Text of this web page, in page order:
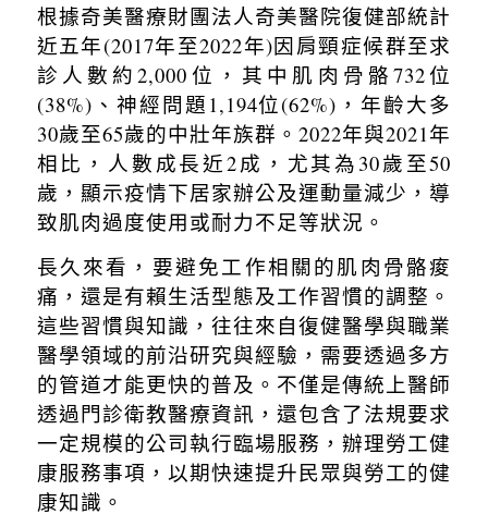
根據奇美醫療財團法人奇美醫院復健部統計
近五年(2017年至2022年)因肩頸症候群至求
診人數約2,000 位，其中肌肉骨骼732 位
(38%) 、神經問題 1,194位(62%) ，年齡大多
30歲至65歲的中壯年族群。2022年與2021年
相比，人數成長近2成，尤其為 30歲至50
歲，顯示疫情下居家辦公及運動量減少，導
致肌肉過度使用或耐力不足等狀況。
長久來看，要避免工作相關的肌肉骨骼痠
痛，還是有賴生活型態及工作習慣的調整。
這些習慣與知識，往往來自復健醫學與職業
醫學領域的前沿研究與經驗，需要透過多方
的管道才能更快的普及。不僅是傳統上醫師
透過門診衛教醫療資訊，還包含了法規要求
一定規模的公司執行臨場服務，辦理勞工健
康服務事項，以期快速提升民眾與勞工的健
康知識。